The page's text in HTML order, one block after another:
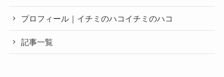
プロフィール｜イチミのハコイチミのハコ
記事一覧